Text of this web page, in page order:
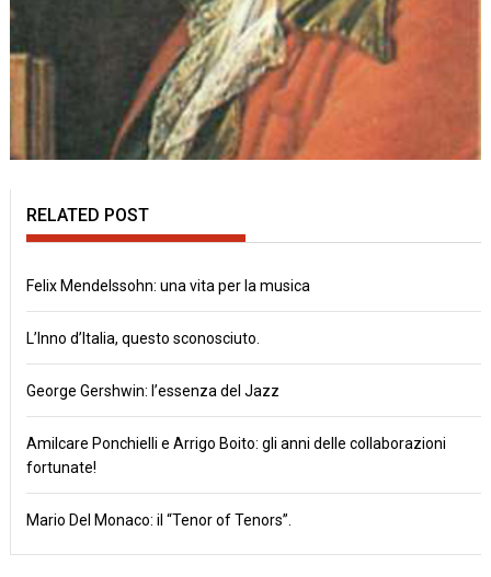
RELATED POST
Felix Mendelssohn: una vita per la musica
L’Inno d’Italia, questo sconosciuto.
George Gershwin: l’essenza del Jazz
Amilcare Ponchielli e Arrigo Boito: gli anni delle collaborazioni
fortunate!
Mario Del Monaco: il “Tenor of Tenors”.